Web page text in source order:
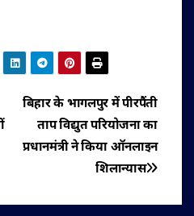
बिहार के भागलपुर में पीरपैंती
ताप विद्युत परियोजना का
प्रधानमंत्री ने किया ऑनलाइन
शिलान्यास